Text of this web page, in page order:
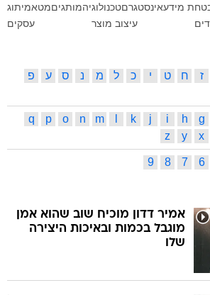
מידעאינסטגרםטכנולוגיהמותגיםמטאמיתוג
עיצוב מוצר עסקים
ז ח ט י כ ל מ נ ס ע
פ
g
h
i
j
k
m
n
o
p
q
x
y
z
6
7
8
9
אמיר דדון מוכיח שוב שהוא אמן
מוגבל בכמות ובאיכות היצירה
שלו